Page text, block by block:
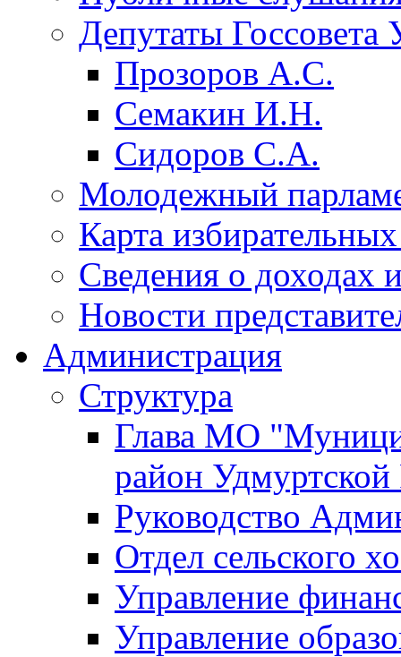
Депутаты
Прозоров А.С.
Семакин И.Н.
Сидоров С.А.
Молодежный
Карта
Сведения о доходах
Новости
Администрация
Структура
Глава МО
район
Руководство
Отдел сельского
Управление
Управление